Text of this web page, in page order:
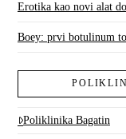
Erotika kao novi alat
Boey: prvi botulinum
Poliklinika Bagatin